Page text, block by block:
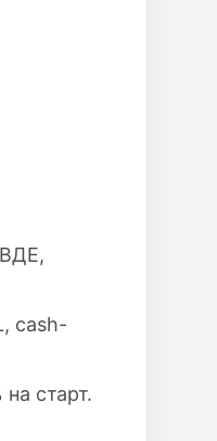
cash-
старт.